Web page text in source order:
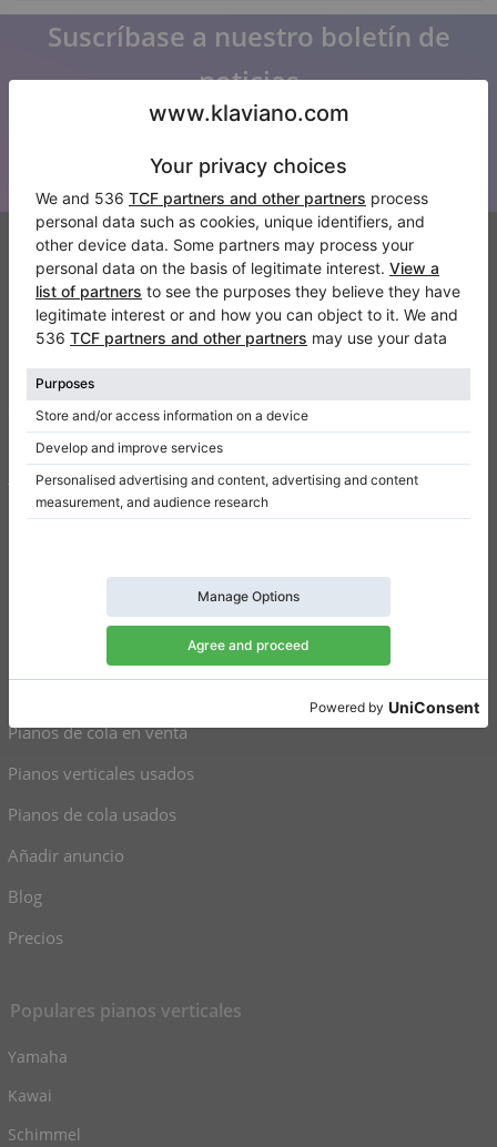
Suscríbase a nuestro boletín de
noticias
Manténgase al día con todas las noticias de Klaviano
Klaviano
FAQ
Contacto
Sobre nosotros
Escribir una reseña
Términos de uso
Configuración de consentimiento
Pianos de cola en venta
Pianos verticales usados
Pianos de cola usados
Añadir anuncio
Blog
Precios
Populares pianos verticales
Yamaha
Kawai
Schimmel